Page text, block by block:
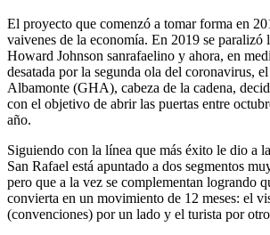
El proyecto que comenzó a tomar forma en
vaivenes de la economía. En 2019 se paralizó
Howard Johnson sanrafaelino y ahora, en
desatada por la segunda ola del coronavirus,
Albamonte (GHA), cabeza de la cadena,
con el objetivo de abrir las puertas entre
año.
Siguiendo con la línea que más éxito le dio a
San Rafael está apuntado a dos segmentos
pero que a la vez se complementan logrando
convierta en un movimiento de 12 meses: el
(convenciones) por un lado y el turista por